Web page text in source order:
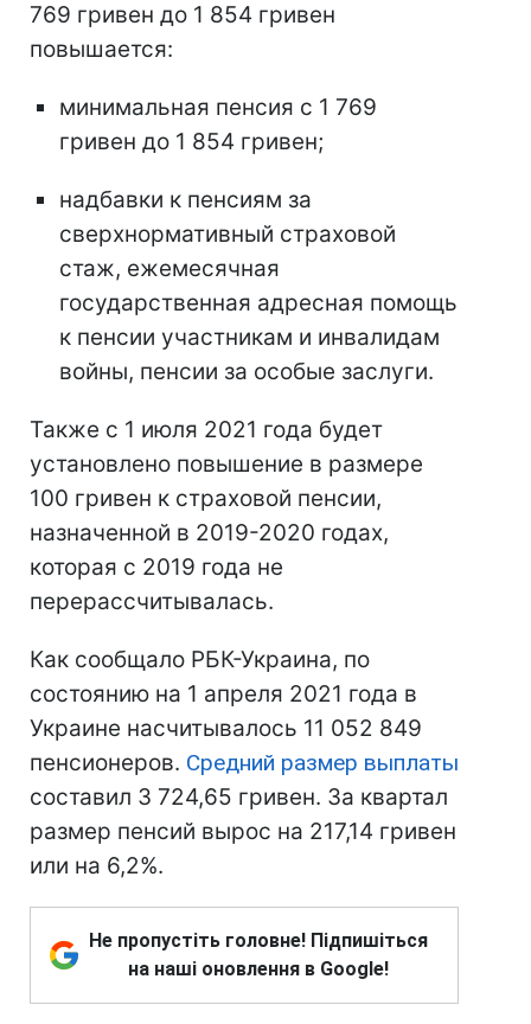
769 гривен до 1 854 гривен
повышается:
минимальная пенсия с 1 769
гривен до 1 854 гривен;
надбавки к пенсиям за
сверхнормативный страховой
стаж, ежемесячная
государственная адресная помощь
к пенсии участникам и инвалидам
войны, пенсии за особые заслуги.
Также с 1 июля 2021 года будет
установлено повышение в размере
100 гривен к страховой пенсии,
назначенной в 2019-2020 годах,
которая с 2019 года не
перерассчитывалась.
Как сообщало РБК-Украина, по
состоянию на 1 апреля 2021 года в
Украине насчитывалось 11 052 849
пенсионеров. Средний размер выплаты
составил 3 724,65 гривен. За квартал
размер пенсий вырос на 217,14 гривен
или на 6,2%.
Не пропустіть головне! Підпишіться
на наші оновлення в Google!